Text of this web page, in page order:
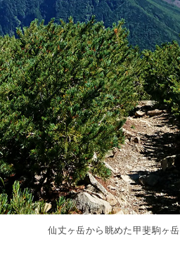
仙丈ヶ岳から眺めた甲斐駒ヶ岳